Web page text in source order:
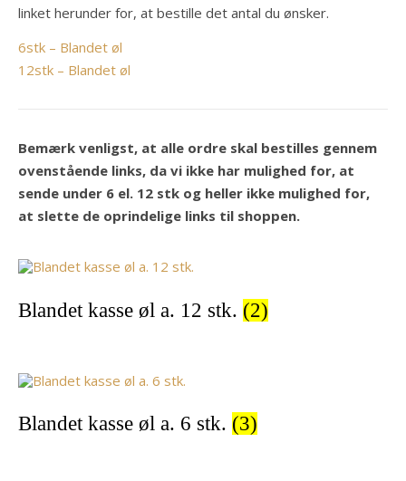
linket herunder for, at bestille det antal du ønsker.
6stk – Blandet øl
12stk – Blandet øl
Bemærk venligst, at alle ordre skal bestilles gennem
ovenstående links, da vi ikke har mulighed for, at
sende under 6 el. 12 stk og heller ikke mulighed for,
at slette de oprindelige links til shoppen.
Blandet kasse øl a. 12 stk. (2)
Blandet kasse øl a. 6 stk. (3)